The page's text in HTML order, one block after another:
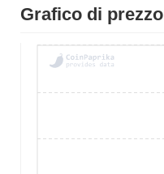
Grafico di prezzo